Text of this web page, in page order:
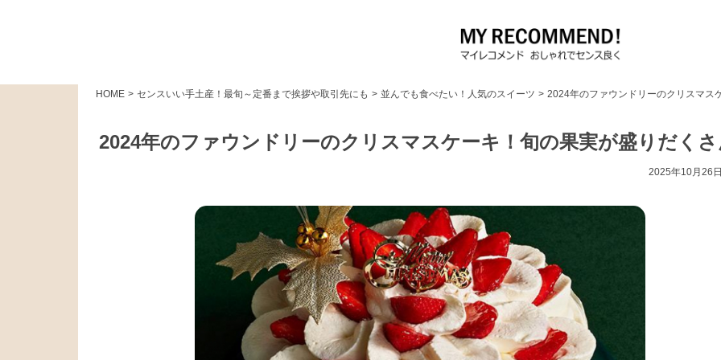
HOME > センスいい手土産！最旬～定番まで挨拶や取引先にも > 並んでも食べたい！人気のスイーツ > 2024年のファウンドリーのクリスマス
2024年のファウンドリーのクリスマスケーキ！旬の果実が盛りだく
2025年10月26